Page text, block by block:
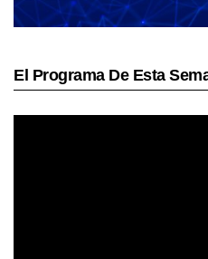
El Programa De Esta